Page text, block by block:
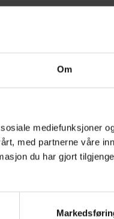
Om
mediefunksjoner
med partnerne våre
du har gjort